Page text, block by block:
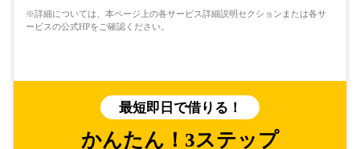
※詳細については、本ページ上の各サービス詳細説明セクションまたは各サ
ービスの公式HPをご確認ください。
最短即日で借りる！
かんたん！3ステップ